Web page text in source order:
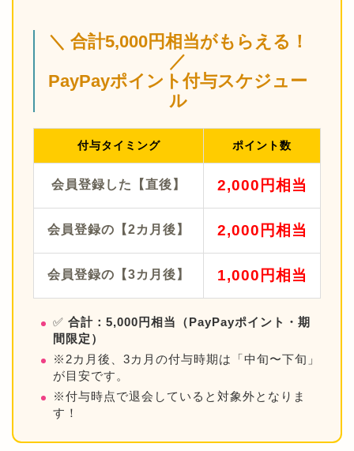
＼ 合計5,000円相当がもらえる！
／
PayPayポイント付与スケジュー
ル
付与タイミング ポイント数
会員登録した【直後】 2,000円相当
会員登録の【2カ月後】 2,000円相当
会員登録の【3カ月後】 1,000円相当
✅ 合計：5,000円相当（PayPayポイント・期
間限定）
※2カ月後、3カ月の付与時期は「中旬〜下旬」
が目安です。
※付与時点で退会していると対象外となりま
す！